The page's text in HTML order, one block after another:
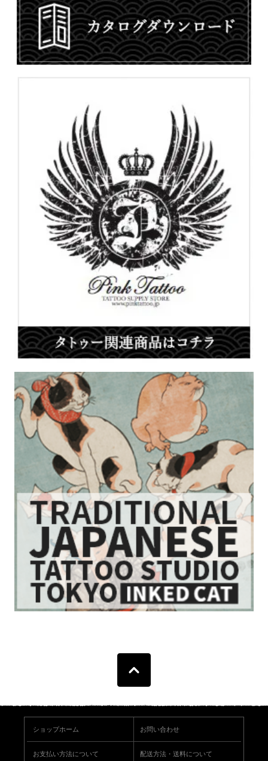
ショップホーム お問い合わせ
お支払い方法について 配送方法・送料について